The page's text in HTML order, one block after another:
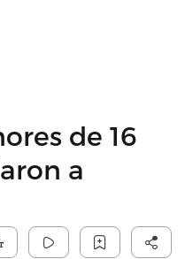
de 16
a